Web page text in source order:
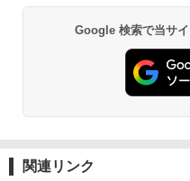
Google 検索で当サ
関連リンク